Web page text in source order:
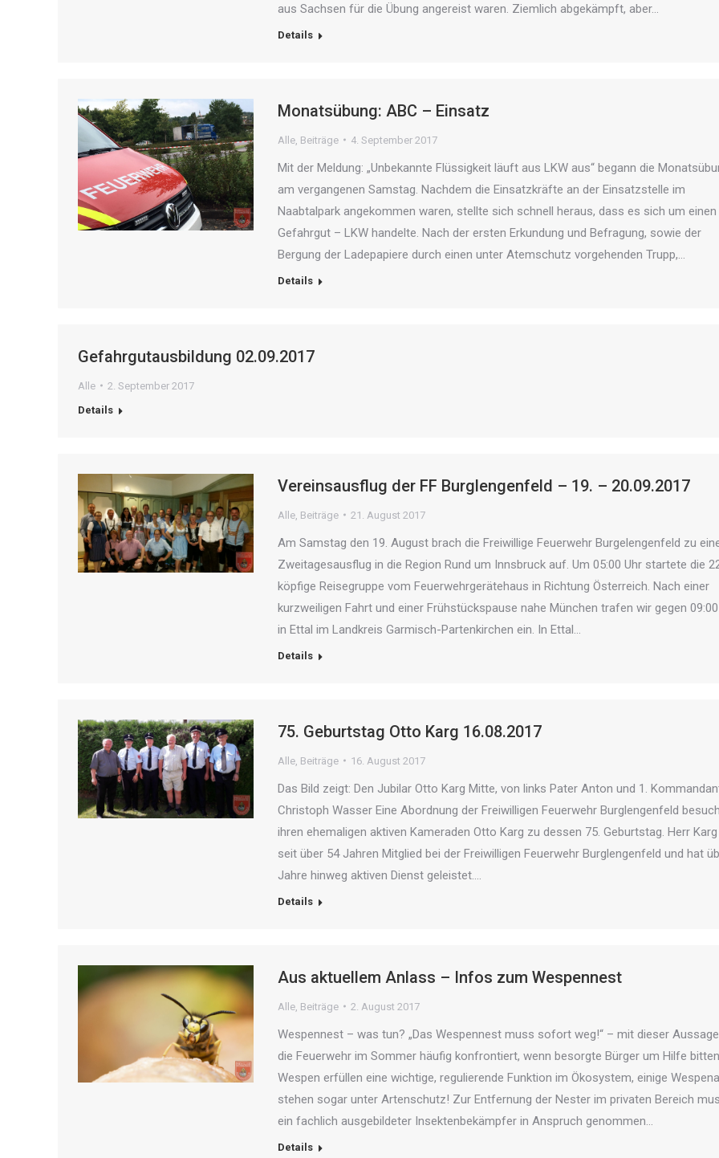
aus Sachsen für die Übung angereist waren. Ziemlich abgekämpft, aber…
Details
Monatsübung: ABC – Einsatz
Alle Beiträge 4. September 2017
Mit der Meldung: „Unbekannte Flüssigkeit läuft aus LKW aus“ begann die
am vergangenen Samstag. Nachdem die Einsatzkräfte an der Einsatzstelle im
Naabtalpark angekommen waren, stellte sich schnell heraus, dass es sich um einen
Gefahrgut – LKW handelte. Nach der ersten Erkundung und Befragung, sowie der
Bergung der Ladepapiere durch einen unter Atemschutz vorgehenden Trupp,…
Details
Gefahrgutausbildung 02.09.2017
Alle
2. September 2017
Details
Vereinsausflug der FF Burglengenfeld – 19. – 20.09.2017
Alle Beiträge 21. August 2017
Am Samstag den 19. August brach die Freiwillige Feuerwehr Burgelengenfeld zu
Zweitagesausflug in die Region Rund um Innsbruck auf. Um 05:00 Uhr startete die
köpfige Reisegruppe vom Feuerwehrgerätehaus in Richtung Österreich. Nach einer
kurzweiligen Fahrt und einer Frühstückspause nahe München trafen wir gegen
in Ettal im Landkreis Garmisch-Partenkirchen ein. In Ettal…
Details
75. Geburtstag Otto Karg 16.08.2017
Alle Beiträge 16. August 2017
Das Bild zeigt: Den Jubilar Otto Karg Mitte, von links Pater Anton und 1.
Christoph Wasser Eine Abordnung der Freiwilligen Feuerwehr Burglengenfeld
ihren ehemaligen aktiven Kameraden Otto Karg zu dessen 75. Geburtstag. Herr
seit über 54 Jahren Mitglied bei der Freiwilligen Feuerwehr Burglengenfeld und hat
Jahre hinweg aktiven Dienst geleistet.…
Details
Aus aktuellem Anlass – Infos zum Wespennest
Alle Beiträge 2. August 2017
Wespennest – was tun? „Das Wespennest muss sofort weg!“ – mit dieser
die Feuerwehr im Sommer häufig konfrontiert, wenn besorgte Bürger um Hilfe bitten.
Wespen erfüllen eine wichtige, regulierende Funktion im Ökosystem, einige
stehen sogar unter Artenschutz! Zur Entfernung der Nester im privaten Bereich
ein fachlich ausgebildeter Insektenbekämpfer in Anspruch genommen…
Details